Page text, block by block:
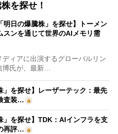
を探せ！
明日の爆騰株」を探せ】トーメン
スンを通じて世界のAIメモリ需
ィアに出演するグローバルリン
博氏が、最新…
」を探せ】レーザーテック：最先
査装…
」を探せ】TDK：AIインフラを支
再評…